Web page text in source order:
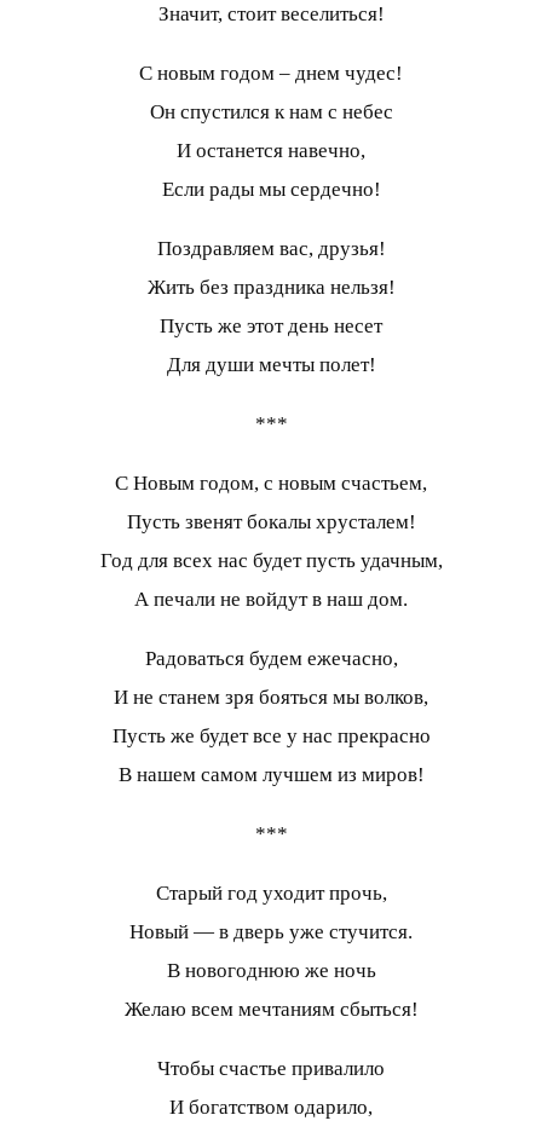
Значит, стоит веселиться!
С новым годом – днем чудес!
Он спустился к нам с небес
И останется навечно,
Если рады мы сердечно!
Поздравляем вас, друзья!
Жить без праздника нельзя!
Пусть же этот день несет
Для души мечты полет!
***
С Новым годом, с новым счастьем,
Пусть звенят бокалы хрусталем!
Год для всех нас будет пусть удачным,
А печали не войдут в наш дом.
Радоваться будем ежечасно,
И не станем зря бояться мы волков,
Пусть же будет все у нас прекрасно
В нашем самом лучшем из миров!
***
Старый год уходит прочь,
Новый — в дверь уже стучится.
В новогоднюю же ночь
Желаю всем мечтаниям сбыться!
Чтобы счастье привалило
И богатством одарило,